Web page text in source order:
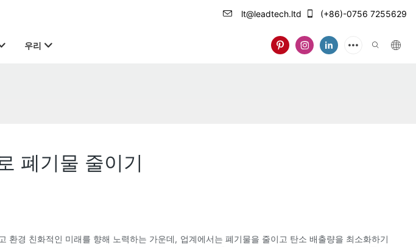
lt@leadtech.ltd (+86)-0756 7255629
우리
폐기물 줄이기
경 친화적인 미래를 향해 노력하는 가운데, 업계에서는 폐기물을 줄이고 탄소 배출량을 최소화하기